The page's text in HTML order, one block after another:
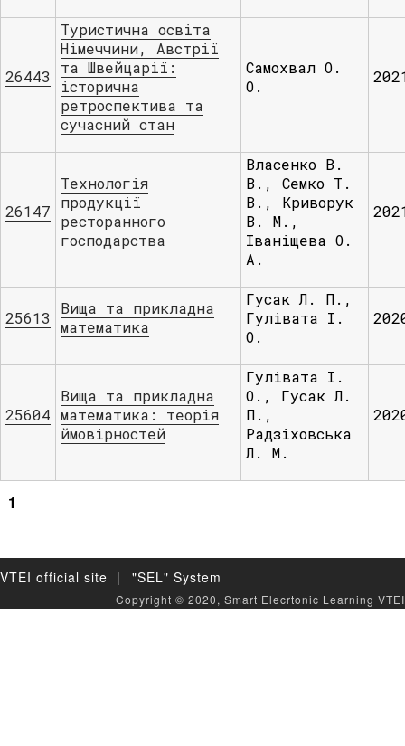
26443
Туристична освіта
Німеччини, Австрії
та Швейцарії:
історична
ретроспектива та
сучасний стан
Самохвал О.
О.
26147
Технологія
продукції
ресторанного
господарства
Власенко В.
В., Семко Т.
В., Криворук
В. М.,
Іваніщева О.
А.
25613
Вища та прикладна
математика
Гусак Л. П.,
Гулівата І.
О.
25604
Вища та прикладна
математика: теорія
ймовірностей
Гулівата І.
О., Гусак Л.
П.,
Радзіховська
Л. М.
1
VTEI official site | "SEL" System
Copyright © 2020, Smart Elecrtonic Learning VTEI